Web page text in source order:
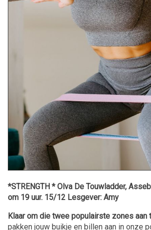
*STRENGTH * Olva De Touwladder,
om 19 uur. 15/12 Lesgever: Amy
Klaar om die twee populairste zones aan
pakken jouw buikje en billen aan in onze